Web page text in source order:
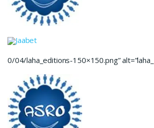
Jaabet
0/04/laha_editions-150×150.png”